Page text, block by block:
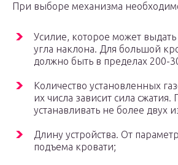
При выборе механизма
Усилие, которое может выдать
угла наклона. Для большой
должно быть в пределах 200-
Количество установленных
их числа зависит сила
устанавливать не более двух
Длину устройства. От
подъема кровати;